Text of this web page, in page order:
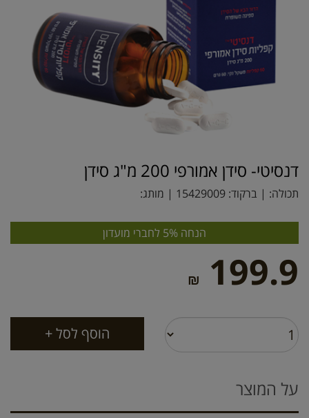
דנסיטי- סידן אמורפי 200 מ"ג סידן
תכולה: | ברקוד: 15429009 | מותג:
הנחה 5% לחברי מועדון
199.9
₪
על המוצר